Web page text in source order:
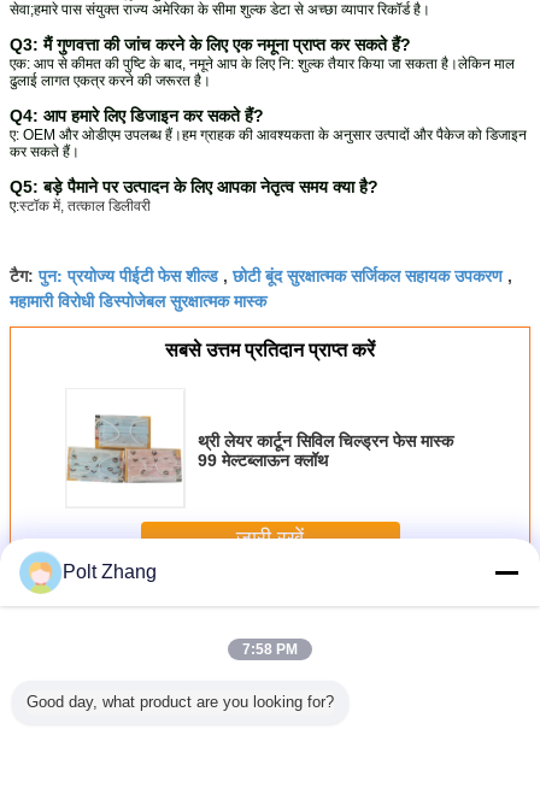
सेवा;हमारे पास संयुक्त राज्य अमेरिका के सीमा शुल्क डेटा से अच्छा व्यापार रिकॉर्ड है।
Q3: मैं गुणवत्ता की जांच करने के लिए एक नमूना प्राप्त कर सकते हैं?
एक: आप से कीमत की पुष्टि के बाद, नमूने आप के लिए नि: शुल्क तैयार किया जा सकता है।लेकिन माल
ढुलाई लागत एकत्र करने की जरूरत है।
Q4: आप हमारे लिए डिजाइन कर सकते हैं?
ए: OEM और ओडीएम उपलब्ध हैं।हम ग्राहक की आवश्यकता के अनुसार उत्पादों और पैकेज को डिजाइन
कर सकते हैं।
Q5: बड़े पैमाने पर उत्पादन के लिए आपका नेतृत्व समय क्या है?
ए:स्टॉक में, तत्काल डिलीवरी
टैग:पुन: प्रयोज्य पीईटी फेस शील्ड,छोटी बूंद सुरक्षात्मक सर्जिकल सहायक उपकरण,
महामारी विरोधी डिस्पोजेबल सुरक्षात्मक मास्क
सबसे उत्तम प्रतिदान प्राप्त करें
थ्री लेयर कार्टून सिविल चिल्ड्रन फेस मास्क
99 मेल्टब्लाऊन क्लॉथ
जारी रखें
अधिकसर्जिकल सहायक उपकरण
Polt Zhang
7:58 PM
Good day, what product are you looking for?